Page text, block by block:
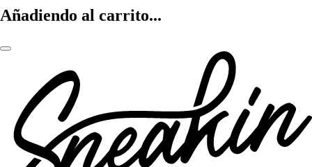
Añadiendo al carrito...